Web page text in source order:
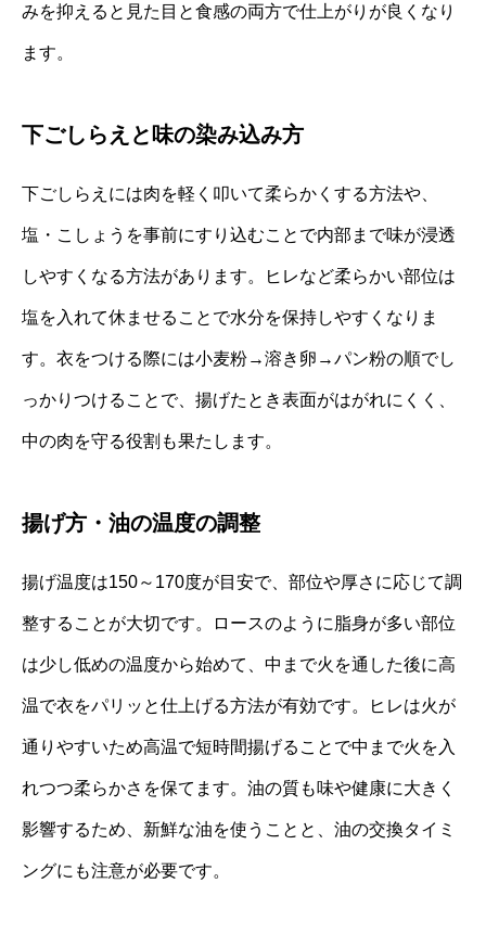
みを抑えると見た目と食感の両方で仕上がりが良くなり
ます。
下ごしらえと味の染み込み方
下ごしらえには肉を軽く叩いて柔らかくする方法や、
塩・こしょうを事前にすり込むことで内部まで味が浸透
しやすくなる方法があります。ヒレなど柔らかい部位は
塩を入れて休ませることで水分を保持しやすくなりま
す。衣をつける際には小麦粉→溶き卵→パン粉の順でし
っかりつけることで、揚げたとき表面がはがれにくく、
中の肉を守る役割も果たします。
揚げ方・油の温度の調整
揚げ温度は150～170度が目安で、部位や厚さに応じて調
整することが大切です。ロースのように脂身が多い部位
は少し低めの温度から始めて、中まで火を通した後に高
温で衣をパリッと仕上げる方法が有効です。ヒレは火が
通りやすいため高温で短時間揚げることで中まで火を入
れつつ柔らかさを保てます。油の質も味や健康に大きく
影響するため、新鮮な油を使うことと、油の交換タイミ
ングにも注意が必要です。